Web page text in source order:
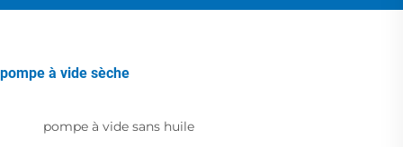
pompe à vide sèche
pompe à vide sans huile